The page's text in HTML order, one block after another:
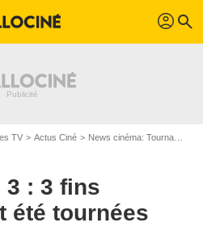
profil search
TV Actus Ciné News cinéma: Tournages
3 : 3 fins
été tournées